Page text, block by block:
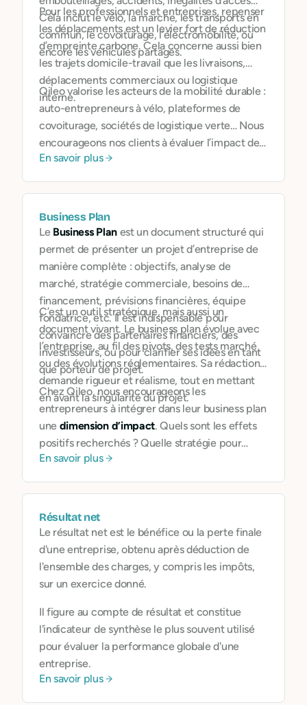
Cela inclut le vélo, la marche, les transports en
commun, le covoiturage, l’électromobilité, ou
encore les véhicules partagés.
Pour les professionnels et entreprises, repenser
les déplacements est un levier fort de réduction
d’empreinte carbone. Cela concerne aussi bien
les trajets domicile-travail que les livraisons,
déplacements commerciaux ou logistique
interne.
Qileo valorise les acteurs de la mobilité durable :
auto-entrepreneurs à vélo, plateformes de
covoiturage, sociétés de logistique verte… Nous
encourageons nos clients à évaluer l’impact de
leurs choix de transport, à inclure la mobilité
des fournisseurs et prestataires responsables.
En savoir plus
Business Plan
Le Business Planest un document structuré qui
permet de présenter un projet d’entreprise de
manière complète : objectifs, analyse de
marché, stratégie commerciale, besoins de
financement, prévisions financières, équipe
fondatrice, etc. Il est indispensable pour
convaincre des partenaires financiers, des
investisseurs, ou pour clarifier ses idées en tant
que porteur de projet.
C’est un outil stratégique, mais aussi un
document vivant. Le business plan évolue avec
l’entreprise, au fil des pivots, des tests marché
ou des évolutions réglementaires. Sa rédaction
demande rigueur et réalisme, tout en mettant
en avant la singularité du projet.
Chez Qileo, nous encourageons les
entrepreneurs à intégrer dans leur business plan
une dimension d’impact. Quels sont les effets
positifs recherchés ? Quelle stratégie pour
mesurer ces impacts sociaux ou
sur un marché en mutation ? Cette approche
permet de bâtir un projet aligné sur les attentes
du XXIe siècle.
En savoir plus
Résultat net
Le résultat net est le bénéfice ou la perte finale
d'une entreprise, obtenu après déduction de
l'ensemble des charges, y compris les impôts,
sur un exercice donné.
Il figure au compte de résultat et constitue
l'indicateur de synthèse le plus souvent utilisé
pour évaluer la performance globale d'une
entreprise.
En savoir plus